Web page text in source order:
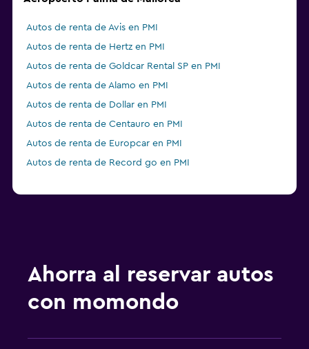
Autos de renta de Avis en PMI
Autos de renta de Hertz en PMI
Autos de renta de Goldcar Rental SP en PMI
Autos de renta de Alamo en PMI
Autos de renta de Dollar en PMI
Autos de renta de Centauro en PMI
Autos de renta de Europcar en PMI
Autos de renta de Record go en PMI
Ahorra al reservar autos
con momondo